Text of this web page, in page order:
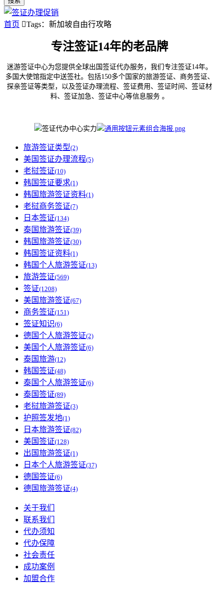
首页 Tags：新加坡自由行攻略
专注签证14年的老品牌
迷游签证中心为您提供全球出国签证代办服务，我们专注签证14年。
多国大使馆指定中送签社。包括150多个国家的旅游签证、商务签证、
探亲签证等类型，以及签证办理流程、签证费用、签证时间、签证材
料、签证加急、签证中心等信息服务 。
旅游签证类型(2)
美国签证办理流程(5)
老挝签证(10)
韩国签证要求(1)
韩国旅游签证资料(1)
老挝商务签证(7)
日本签证(134)
泰国旅游签证(39)
韩国旅游签证(30)
韩国签证资料(1)
韩国个人旅游签证(13)
旅游签证(569)
签证(1208)
美国旅游签证(67)
商务签证(151)
签证知识(6)
德国个人旅游签证(2)
美国个人旅游签证(6)
泰国旅游(12)
韩国签证(48)
泰国个人旅游签证(6)
泰国签证(89)
老挝旅游签证(3)
护照签发地(1)
日本旅游签证(82)
美国签证(128)
出国旅游签证(1)
日本个人旅游签证(37)
德国签证(6)
德国旅游签证(4)
关于我们
联系我们
代办须知
代办保障
社会责任
成功案例
加盟合作